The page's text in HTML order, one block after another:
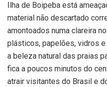
Ilha de Boipeba está
material não descartado
amontoados numa clareira
plásticos, papelões, vidros
a beleza natural das praias
fica a poucos minutos do
atrair visitantes do Brasil e